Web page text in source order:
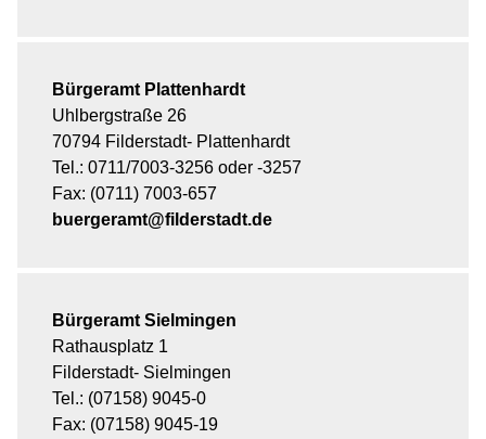
Bürgeramt Plattenhardt
Uhlbergstraße 26
70794 Filderstadt- Plattenhardt
Tel.: 0711/7003-3256 oder -3257
Fax: (0711) 7003-657
buergeramt@filderstadt.de
Bürgeramt Sielmingen
Rathausplatz 1
Filderstadt- Sielmingen
Tel.: (07158) 9045-0
Fax: (07158) 9045-19